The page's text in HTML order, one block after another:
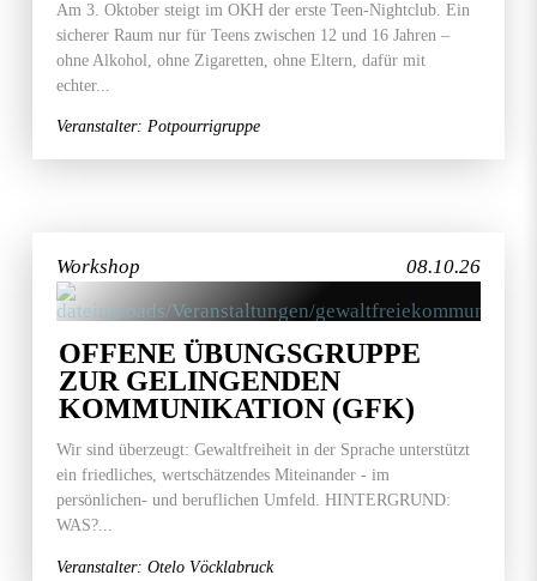
Am 3. Oktober steigt im OKH der erste Teen-Nightclub. Ein
sicherer Raum nur für Teens zwischen 12 und 16 Jahren –
ohne Alkohol, ohne Zigaretten, ohne Eltern, dafür mit
echter...
Veranstalter: Potpourrigruppe
08.10.26
Workshop
OFFENE ÜBUNGSGRUPPE
ZUR GELINGENDEN
KOMMUNIKATION (GFK)
Wir sind überzeugt: Gewaltfreiheit in der Sprache unterstützt
ein friedliches, wertschätzendes Miteinander - im
persönlichen- und beruflichen Umfeld. HINTERGRUND:
WAS?...
Veranstalter: Otelo Vöcklabruck